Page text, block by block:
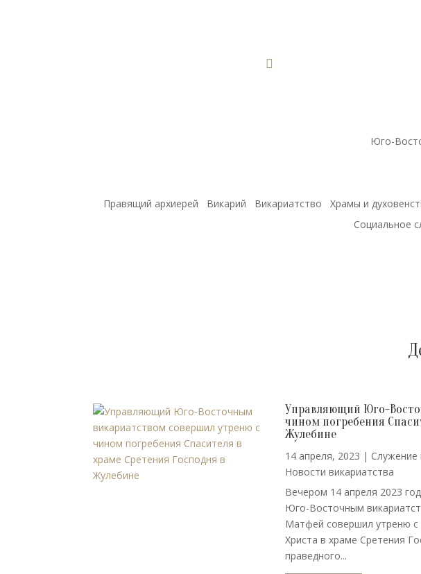

Юго-
Правящий архиерей Викарий Викариатство Храмы и
Социальное
Управляющий Юго-
чином погребения
Жулебине
14 апреля, 2023 | Cлужение
Новости викариатства
Вечером 14 апреля 2023
Юго-Восточным
Матфей совершил утреню с
Христа в храме Сретения
праведного...